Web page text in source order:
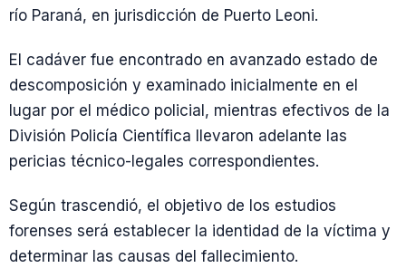
río Paraná, en jurisdicción de Puerto Leoni.
El cadáver fue encontrado en avanzado estado de
descomposición y examinado inicialmente en el
lugar por el médico policial, mientras efectivos de la
División Policía Científica llevaron adelante las
pericias técnico-legales correspondientes.
Según trascendió, el objetivo de los estudios
forenses será establecer la identidad de la víctima y
determinar las causas del fallecimiento.